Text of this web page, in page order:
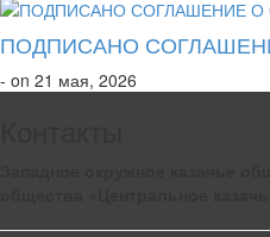
ПОДПИСАНО
- on 21 мая, 2026